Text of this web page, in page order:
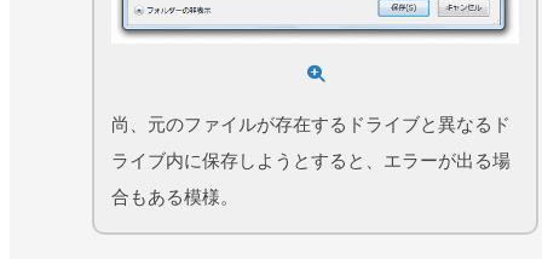
尚、元のファイルが存在するドライブと異なるド
ライブ内に保存しようとすると、エラーが出る場
合もある模様。